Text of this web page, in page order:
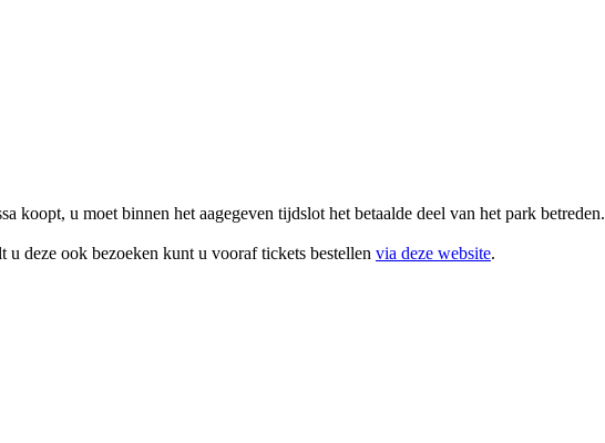
koopt, u moet binnen het aagegeven tijdslot het betaalde deel van het park
deze ook bezoeken kunt u vooraf tickets bestellen via deze website.